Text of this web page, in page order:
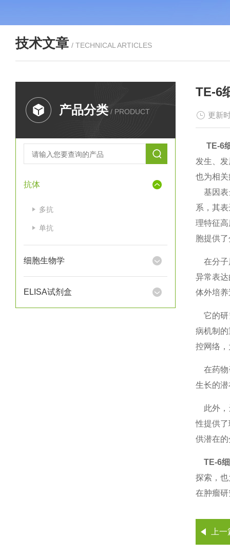
技术文章 / TECHNICAL ARTICLES
产品分类 / PRODUCT
抗体
多抗
单抗
细胞生物学
ELISA试剂盒
TE-6
更新
TE-6
发生、
也为相
基因表
系，其
理特征
胞提供
在分子
异常表
体外培
它的研
病机制
控网络
在药物
生长的
此外，
性提供
供潜在
TE-6
探索，
在肿瘤
上